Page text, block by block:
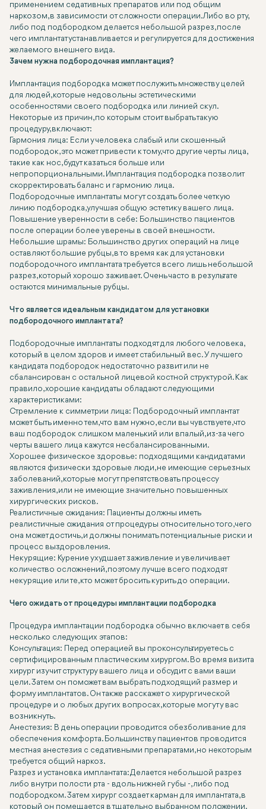
применением седативных препаратов или под общим
наркозом, в зависимости от сложности операции. Либо во рту,
либо под подбородком делается небольшой разрез, после
чего имплантат устанавливается и регулируется для достижения
желаемого внешнего вида.
Зачем нужна подбородочная имплантация?
Имплантация подбородка может послужить множеству целей
для людей, которые недовольны эстетическими
особенностями своего подбородка или линией скул.
Некоторые из причин, по которым стоит выбрать такую
процедуру, включают:
Гармония лица: Если у человека слабый или скошенный
подбородок, это может привести к тому, что другие черты лица,
такие как нос, будут казаться больше или
непропорциональными. Имплантация подбородка позволит
скорректировать баланс и гармонию лица.
Подбородочные имплантаты могут создать более четкую
линию подбородка, улучшая общую эстетику вашего лица.
Повышение уверенности в себе: Большинство пациентов
после операции более уверены в своей внешности.
Небольшие шрамы: Большинство других операций на лице
оставляют большие рубцы, в то время как для установки
подбородочного имплантата требуется всего лишь небольшой
разрез, который хорошо заживает. Очень часто в результате
остаются минимальные рубцы.
Что является идеальным кандидатом для установки
подбородочного имплантата?
Подбородочные имплантаты подходят для любого человека,
который в целом здоров и имеет стабильный вес. У лучшего
кандидата подбородок недостаточно развит или не
сбалансирован с остальной лицевой костной структурой. Как
правило, хорошие кандидаты обладают следующими
характеристиками:
Стремление к симметрии лица: Подбородочный имплантат
может быть именно тем, что вам нужно, если вы чувствуете, что
ваш подбородок слишком маленький или впалый, из-за чего
черты вашего лица кажутся несбалансированными.
Хорошее физическое здоровье: подходящими кандидатами
являются физически здоровые люди, не имеющие серьезных
заболеваний, которые могут препятствовать процессу
заживления, или не имеющие значительно повышенных
хирургических рисков.
Реалистичные ожидания: Пациенты должны иметь
реалистичные ожидания от процедуры относительно того, чего
она может достичь, и должны понимать потенциальные риски и
процесс выздоровления.
Некурящие: Курение ухудшает заживление и увеличивает
количество осложнений, поэтому лучше всего подходят
некурящие или те, кто может бросить курить до операции.
Чего ожидать от процедуры имплантации подбородка
Процедура имплантации подбородка обычно включает в себя
несколько следующих этапов:
Консультация: Перед операцией вы проконсультируетесь с
сертифицированным пластическим хирургом. Во время визита
хирург изучит структуру вашего лица и обсудит с вами ваши
цели. Затем он поможет вам выбрать подходящий размер и
форму имплантатов. Он также расскажет о хирургической
процедуре и о любых других вопросах, которые могут у вас
возникнуть.
Анестезия: В день операции проводится обезболивание для
обеспечения комфорта. Большинству пациентов проводится
местная анестезия с седативными препаратами, но некоторым
требуется общий наркоз.
Разрез и установка имплантата: Делается небольшой разрез
либо внутри полости рта - вдоль нижней губы -, либо под
подбородком. Затем хирург создает карман для имплантата, в
который он помещается в тщательно выбранном положении.